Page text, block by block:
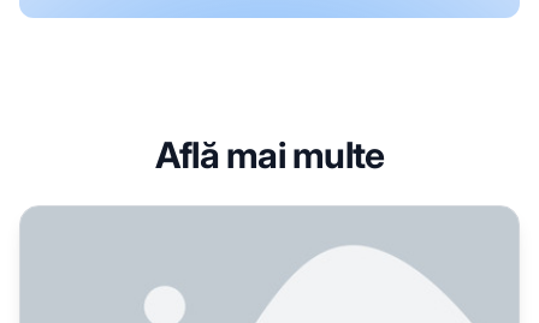
Află mai multe
Cum înțeleg sistemele AI entitățile și relațiile? Încerc să